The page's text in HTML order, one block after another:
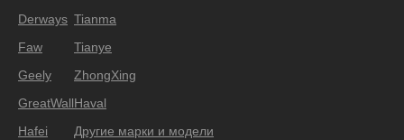
Derways
Faw
Geely
GreatWall
Hafei
Tianma
Tianye
ZhongXing
Haval
Другие марки и модели